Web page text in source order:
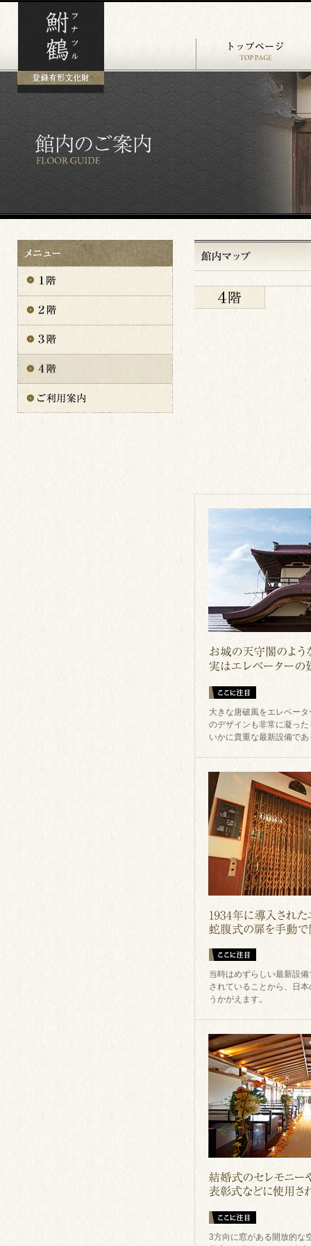
大きな唐破風をエレベー
のデザインも非常に凝っ
いかに貴重な最新設備で
当時はめずらしい最新設
されていることから、日
うかがえます。
3方向に窓がある開放的な